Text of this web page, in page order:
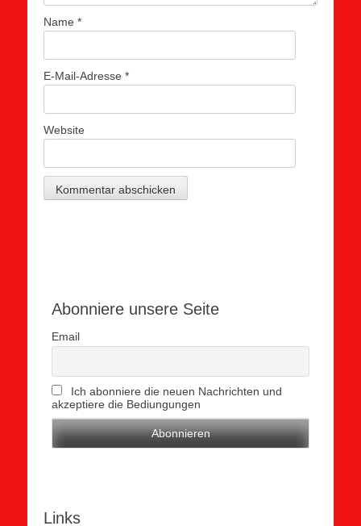
Name *
E-Mail-Adresse *
Website
Abonniere unsere Seite
Email
Ich abonniere die neuen Nachrichten und
akzeptiere die Bediungungen
Links